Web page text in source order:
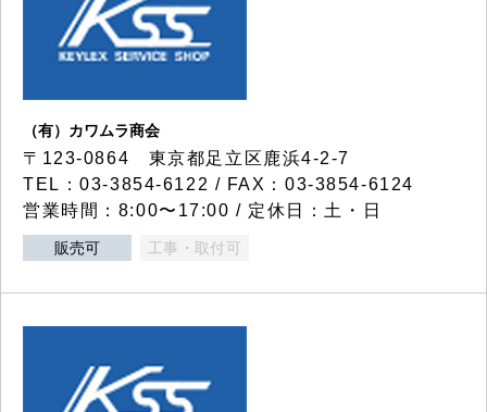
（有）カワムラ商会
〒123-0864 東京都足立区鹿浜4-2-7
TEL：03-3854-6122 / FAX：03-3854-6124
営業時間：8:00〜17:00 / 定休日：土・日
販売可 工事・取付可